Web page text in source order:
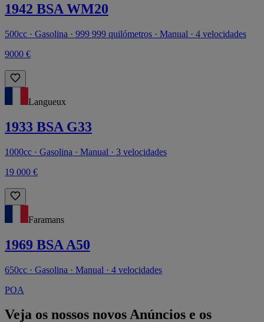
1942 BSA WM20
500cc · Gasolina · 999 999 quilómetros · Manual · 4 velocidades
9000 €
Langueux
1933 BSA G33
1000cc · Gasolina · Manual · 3 velocidades
19 000 €
Faramans
1969 BSA A50
650cc · Gasolina · Manual · 4 velocidades
POA
Veja os nossos novos Anúncios e os